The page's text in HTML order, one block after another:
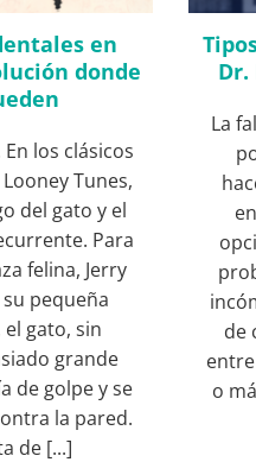
en
donde
los clásicos
Tunes,
del gato y el
Para
felina, Jerry
pequeña
gato, sin
grande
de golpe y se
la pared.
de [...]
La
de
o